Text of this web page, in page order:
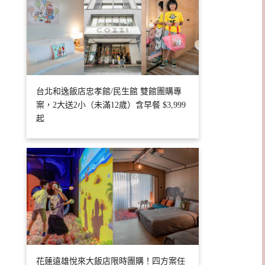
台北和逸飯店忠孝館/民生館 雙館團購專
案，2大送2小（未滿12歲）含早餐 $3,999
起
花蓮遠雄悅來大飯店限時團購！四方案任